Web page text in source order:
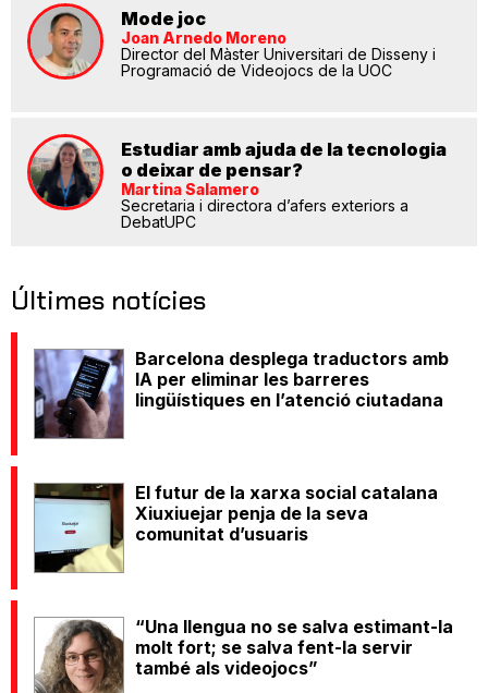
Mode joc
Joan Arnedo Moreno
Director del Màster Universitari de Disseny i
Programació de Videojocs de la UOC
Estudiar amb ajuda de la tecnologia
o deixar de pensar?
Martina Salamero
Secretaria i directora d’afers exteriors a
DebatUPC
Últimes notícies
Barcelona desplega traductors amb
IA per eliminar les barreres
lingüístiques en l’atenció ciutadana
El futur de la xarxa social catalana
Xiuxiuejar penja de la seva
comunitat d’usuaris
“Una llengua no se salva estimant-la
molt fort; se salva fent-la servir
també als videojocs”